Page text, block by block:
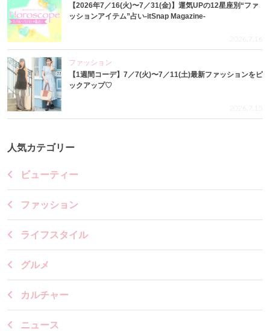
【2026年7／16(火)〜7／31(金)】運気UPの12星座別“ファ
ッションアイテム”占い-itSnap Magazine-
2026.7.16
ファッション
【1週間コーデ】7／7(火)〜7／11(土)最新ファッションをピ
ックアップ♡
2026.7.15
人気カテゴリー
ビューティー
ファッション
ライフスタイル
グルメ
カルチャー
ニュース